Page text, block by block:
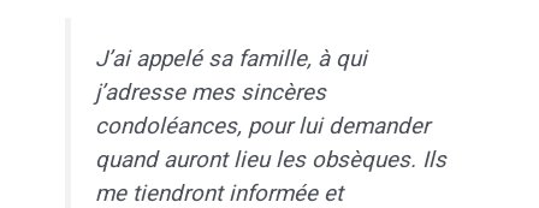
J’ai appelé sa famille, à qui
j’adresse mes sincères
condoléances, pour lui demander
quand auront lieu les obsèques. Ils
me tiendront informée et